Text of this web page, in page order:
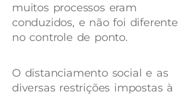
muitos processos eram
conduzidos, e não foi diferente
no controle de ponto.
O distanciamento social e as
diversas restrições impostas à